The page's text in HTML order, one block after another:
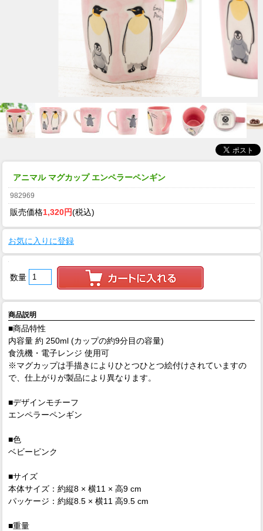
アニマル マグカップ エンペラーペンギン
982969
販売価格1,320円(税込)
お気に入りに登録
数量
商品説明
■商品特性
内容量 約 250ml (カップの約9分目の容量)
食洗機・電子レンジ 使用可
※マグカップは手描きによりひとつひとつ絵付けされていますの
で、仕上がりが製品により異なります。
■デザインモチーフ
エンペラーペンギン
■色
ベビーピンク
■サイズ
本体サイズ：約縦8 × 横11 × 高9 cm
パッケージ：約縦8.5 × 横11 高9.5 cm
■重量